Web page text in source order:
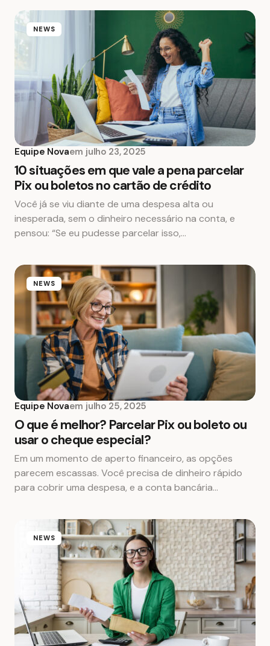
NEWS
Equipe Novaem julho 23, 2025
10 situações em que vale a pena parcelar
Pix ou boletos no cartão de crédito
Você já se viu diante de uma despesa alta ou
inesperada, sem o dinheiro necessário na conta, e
pensou: “Se eu pudesse parcelar isso,…
NEWS
Equipe Novaem julho 25, 2025
O que é melhor? Parcelar Pix ou boleto ou
usar o cheque especial?
Em um momento de aperto financeiro, as opções
parecem escassas. Você precisa de dinheiro rápido
para cobrir uma despesa, e a conta bancária…
NEWS